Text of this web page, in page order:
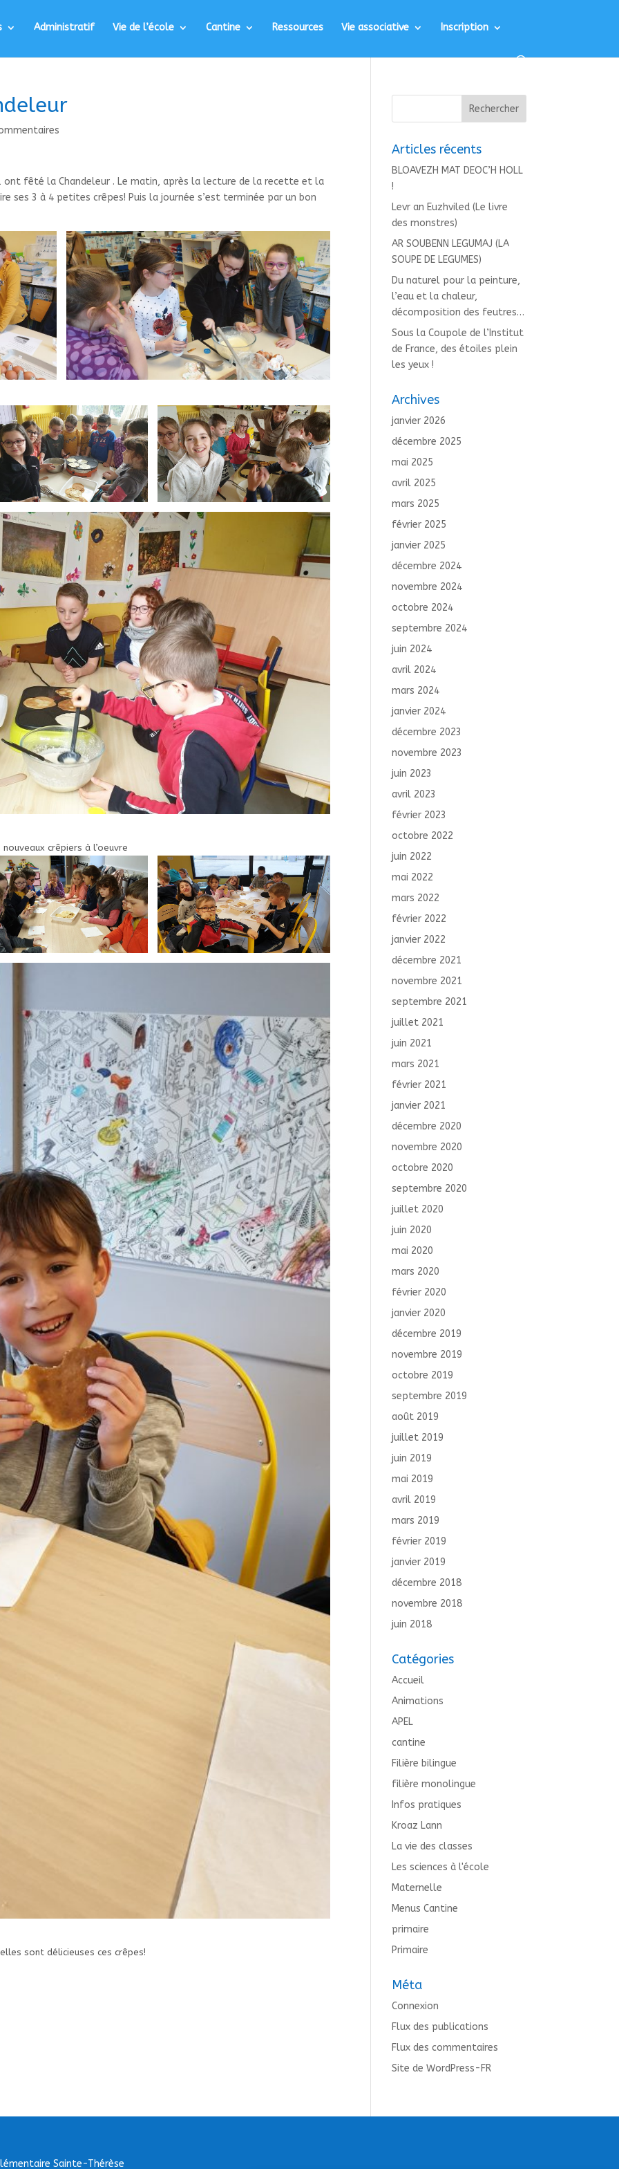
Administratif Vie de l’école Cantine Ressources Vie associative Inscription
ont fêté la Chandeleur . Le matin, après la lecture de la recette et la
ses 3 à 4 petites crêpes! Puis la journée s’est terminée par un bon
nouveaux crêpiers à l’oeuvre
elles sont délicieuses ces crêpes!
Articles récents
BLOAVEZH MAT DEOC’H HOLL
!
Levr an Euzhviled (Le livre
des monstres)
AR SOUBENN LEGUMAJ (LA
SOUPE DE LEGUMES)
Du naturel pour la peinture,
l’eau et la chaleur,
décomposition des feutres…
Sous la Coupole de l’Institut
de France, des étoiles plein
les yeux !
Archives
janvier 2026
décembre 2025
mai 2025
avril 2025
mars 2025
février 2025
janvier 2025
décembre 2024
novembre 2024
octobre 2024
septembre 2024
juin 2024
avril 2024
mars 2024
janvier 2024
décembre 2023
novembre 2023
juin 2023
avril 2023
février 2023
octobre 2022
juin 2022
mai 2022
mars 2022
février 2022
janvier 2022
décembre 2021
novembre 2021
septembre 2021
juillet 2021
juin 2021
mars 2021
février 2021
janvier 2021
décembre 2020
novembre 2020
octobre 2020
septembre 2020
juillet 2020
juin 2020
mai 2020
mars 2020
février 2020
janvier 2020
décembre 2019
novembre 2019
octobre 2019
septembre 2019
août 2019
juillet 2019
juin 2019
mai 2019
avril 2019
mars 2019
février 2019
janvier 2019
décembre 2018
novembre 2018
juin 2018
Catégories
Accueil
Animations
APEL
cantine
Filière bilingue
filière monolingue
Infos pratiques
Kroaz Lann
La vie des classes
Les sciences à l'école
Maternelle
Menus Cantine
primaire
Primaire
Méta
Connexion
Flux des publications
Flux des commentaires
Site de WordPress-FR
Sainte-Thérèse